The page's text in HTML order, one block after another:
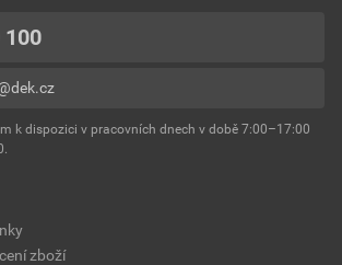
zboží
100
k dispozici v pracovních dnech v době 7:00–17:00